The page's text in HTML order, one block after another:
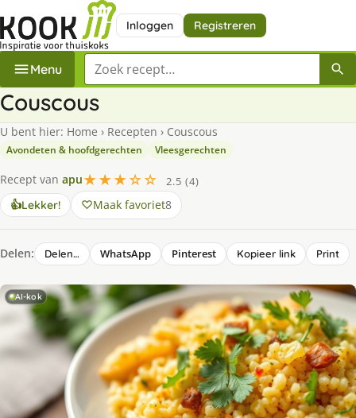
Inloggen Registreren
Menu Zoek een recept
Couscous
U bent hier: Home › Recepten › Couscous
Avondeten & hoofdgerechten Vleesgerechten
Recept van apu★★★☆☆
2.5 (4)
👍Lekker! Maak favoriet8
Delen: Delen… WhatsApp Pinterest Kopieer link Print
AI-kok